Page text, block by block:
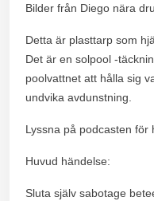
Bilder från Diego nära
Detta är plasttarp som
Det är en solpool -
poolvattnet att hålla sig
undvika avdunstning.
Lyssna på podcasten för
Huvud händelse:
Sluta själv sabotage